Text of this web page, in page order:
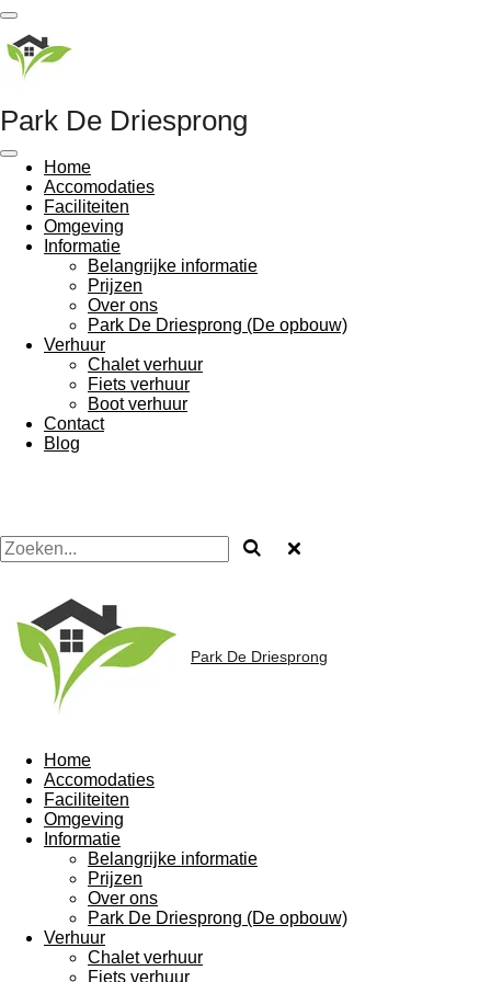
Ga
direct
naar
de
Park De Driesprong
Home
Accomodaties
Faciliteiten
Omgeving
Informatie
Belangrijke informatie
Prijzen
Over ons
Park De Driesprong (De opbouw)
Verhuur
Chalet verhuur
Fiets verhuur
Boot verhuur
Contact
Blog
Park De Driesprong
Home
Accomodaties
Faciliteiten
Omgeving
Informatie
Belangrijke informatie
Prijzen
Over ons
Park De Driesprong (De opbouw)
Verhuur
Chalet verhuur
Fiets verhuur